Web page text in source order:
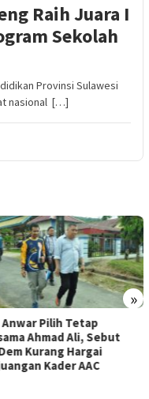
Raih Juara I
Sekolah
Provinsi Sulawesi
nasional […]
»
Pengurus Inti DPW Partai
Nasdem Sulteng Resmi
Mengundurkan Diri dari
Kepengurusan